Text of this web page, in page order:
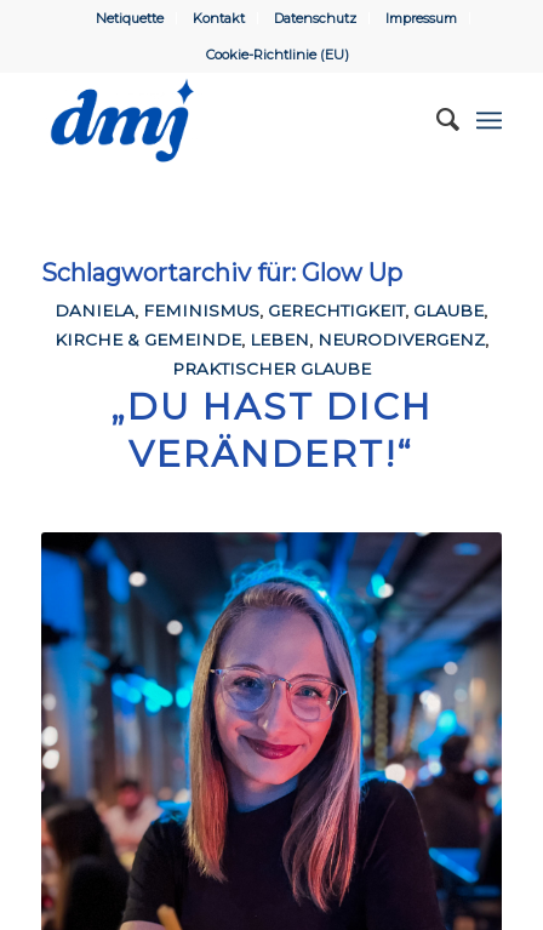
Netiquette Kontakt Datenschutz Impressum
Cookie-Richtlinie (EU)
Schlagwortarchiv für: Glow Up
DANIELA, FEMINISMUS, GERECHTIGKEIT, GLAUBE,
KIRCHE & GEMEINDE, LEBEN, NEURODIVERGENZ,
PRAKTISCHER GLAUBE
„DU HAST DICH
VERÄNDERT!“